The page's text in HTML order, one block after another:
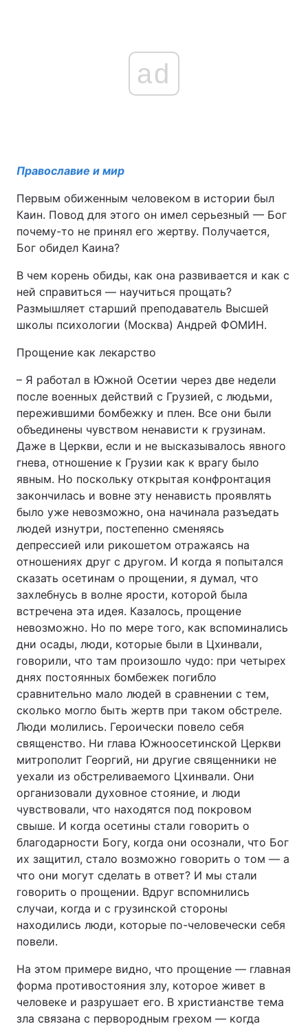
ad
Православие и мир
Первым обиженным человеком в истории был
Каин. Повод для этого он имел серьезный — Бог
почему-то не принял его жертву. Получается,
Бог обидел Каина?
В чем корень обиды, как она развивается и как с
ней справиться — научиться прощать?
Размышляет старший преподаватель Высшей
школы психологии (Москва) Андрей ФОМИН.
Прощение как лекарство
– Я работал в Южной Осетии через две недели
после военных действий с Грузией, с людьми,
пережившими бомбежку и плен. Все они были
объединены чувством ненависти к грузинам.
Даже в Церкви, если и не высказывалось явного
гнева, отношение к Грузии как к врагу было
явным. Но поскольку открытая конфронтация
закончилась и вовне эту ненависть проявлять
было уже невозможно, она начинала разъедать
людей изнутри, постепенно сменяясь
депрессией или рикошетом отражаясь на
отношениях друг с другом. И когда я попытался
сказать осетинам о прощении, я думал, что
захлебнусь в волне ярости, которой была
встречена эта идея. Казалось, прощение
невозможно. Но по мере того, как вспоминались
дни осады, люди, которые были в Цхинвали,
говорили, что там произошло чудо: при четырех
днях постоянных бомбежек погибло
сравнительно мало людей в сравнении с тем,
сколько могло быть жертв при таком обстреле.
Люди молились. Героически повело себя
священство. Ни глава Южноосетинской Церкви
митрополит Георгий, ни другие священники не
уехали из обстреливаемого Цхинвали. Они
организовали духовное стояние, и люди
чувствовали, что находятся под покровом
свыше. И когда осетины стали говорить о
благодарности Богу, когда они осознали, что Бог
их защитил, стало возможно говорить о том — а
что они могут сделать в ответ? И мы стали
говорить о прощении. Вдруг вспомнились
случаи, когда и с грузинской стороны
находились люди, которые по-человечески себя
повели.
На этом примере видно, что прощение — главная
форма противостояния злу, которое живет в
человеке и разрушает его. В христианстве тема
зла связана с первородным грехом — когда